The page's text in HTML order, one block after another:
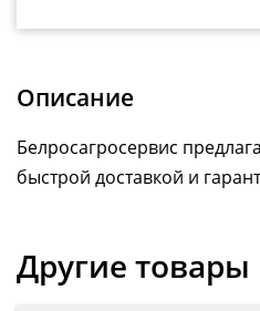
Описание
Белросагросервис
быстрой доставкой и
Другие товары